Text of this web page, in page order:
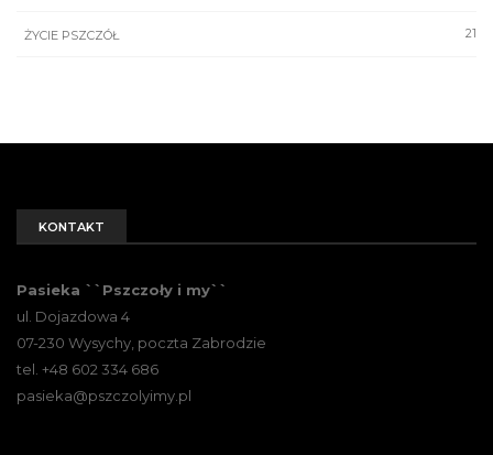
21
ŻYCIE PSZCZÓŁ
KONTAKT
Pasieka ``Pszczoły i my``
ul. Dojazdowa 4
07-230 Wysychy, poczta Zabrodzie
tel. +48 602 334 686
pasieka@pszczolyimy.pl